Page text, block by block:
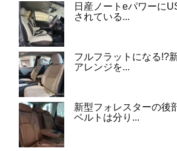
日産ノートeパワーに
されている...
フルフラットになる!?
アレンジを...
新型フォレスターの後
ベルトは分り...